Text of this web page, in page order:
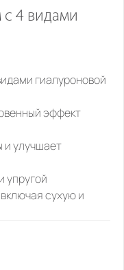
4 видами
гиалуроновой
эффект
улучшает
упругой
сухую и